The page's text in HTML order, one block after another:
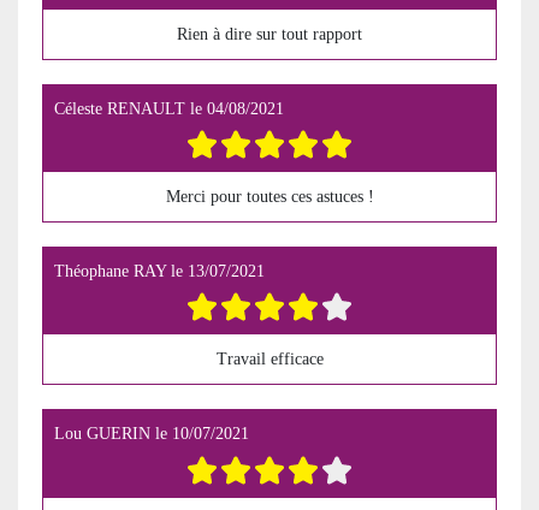
Rien à dire sur tout rapport
Céleste RENAULT le 04/08/2021
Merci pour toutes ces astuces !
Théophane RAYle 13/07/2021
Travail efficace
Lou GUERIN le 10/07/2021